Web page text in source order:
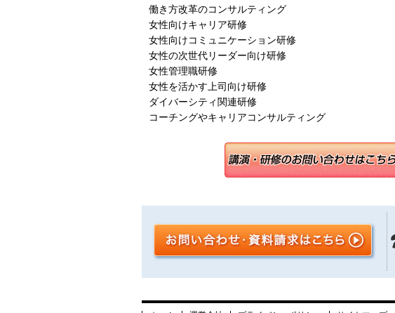
働き方改革のコンサルティング
女性向けキャリア研修
女性向けコミュニケーション研修
女性の次世代リーダー向け研修
女性管理職研修
女性を活かす上司向け研修
ダイバーシティ関連研修
コーチングやキャリアコンサルティング